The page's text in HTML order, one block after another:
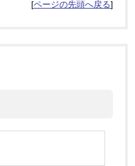
[ページの先頭へ戻る]